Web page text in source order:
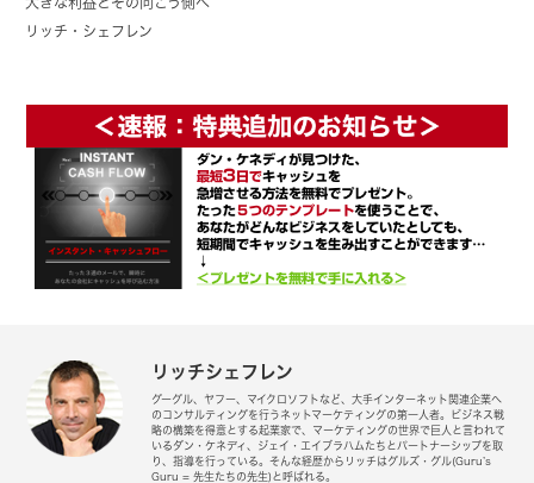
リッチ・シェフレン
リッチシェフレン
グーグル、ヤフー、マイクロソフトなど、大手インターネット関連企業へ
のコンサルティングを行うネットマーケティングの第一人者。ビジネス戦
略の構築を得意とする起業家で、マーケティングの世界で巨人と言われて
いるダン・ケネディ、ジェイ・エイブラハムたちとパートナーシップを取
り、指導を行っている。そんな経歴からリッチはグルズ・グル(Guru’s
Guru = 先生たちの先生)と呼ばれる。